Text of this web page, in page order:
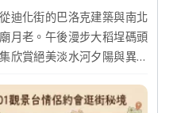
迪化街的巴洛克建築與南北
月老。午後漫步大稻埕碼頭
欣賞絕美淡水河夕陽與異國